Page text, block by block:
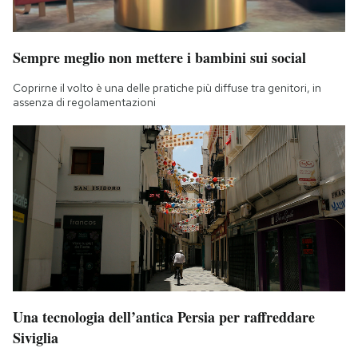
Sempre meglio non mettere i bambini sui social
Coprirne il volto è una delle pratiche più diffuse tra genitori, in
assenza di regolamentazioni
Una tecnologia dell’antica Persia per raffreddare
Siviglia